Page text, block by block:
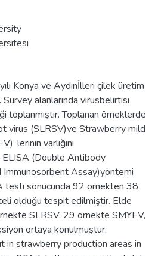
Konya ve Aydınİlleri çilek üretim
alanlarında virüsbelirtisi
toplanmıştır. Toplanan örneklerde
virus (SLRSV)ve Strawberry mild
lerinin varlığını
ELISA (Double Antibody
Immunosorbent Assay)yöntemi
testi sonucunda 92 örnekten 38
olduğu tespit edilmiştir. Elde
SLRSV, 29 örnekte SMYEV,
ortaya konulmuştur.
in strawberry production areas in